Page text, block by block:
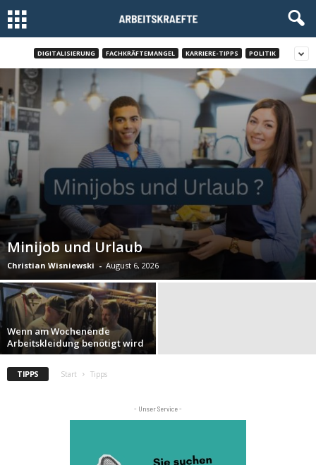
DIGITALISIERUNG FACHKRÄFTEMANGEL KARRIERE-TIPPS POLITIK
Minijob und Urlaub
Christian Wisniewski - August 6, 2026
Wenn am Wochenende
Arbeitskleidung benötigt wird
TIPPS Start Tipps
- Unser Service -